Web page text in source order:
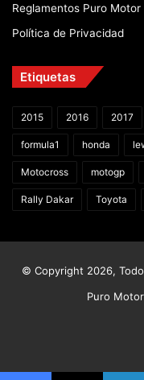
Reglamentos Puro Motor
Política de Privacidad
Etiquetas
2015 2016 2017
formula1 honda
Motocross motogp
Rally Dakar Toyota
© Copyright 2026,
Puro